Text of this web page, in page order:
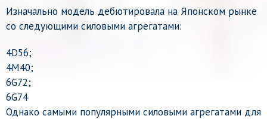
Изначально модель дебютировала на Японском рынке
со следующими силовыми агрегатами:
4D56;
4М40;
6G72;
6G74
Однако самыми популярными силовыми агрегатами для